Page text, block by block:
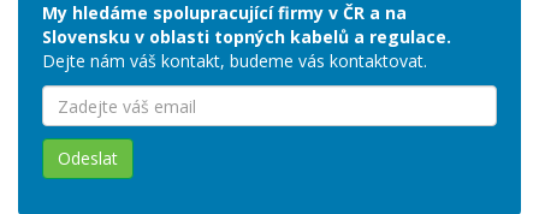
My hledáme spolupracující firmy v ČR a na
Slovensku v oblasti topných kabelů a regulace.
Dejte nám váš kontakt, budeme vás kontaktovat.
Odeslat